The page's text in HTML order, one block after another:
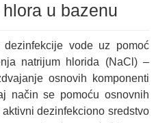
u bazenu
vode uz pomoć
natrijum hlorida (NaCl) –
osnovih komponenti
način se pomoću osnovnih
dezinfekciono sredstvo